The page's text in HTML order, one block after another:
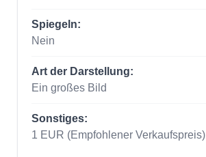
Spiegeln:
Nein
Art der Darstellung:
Ein großes Bild
Sonstiges:
1 EUR (Empfohlener Verkaufspreis)